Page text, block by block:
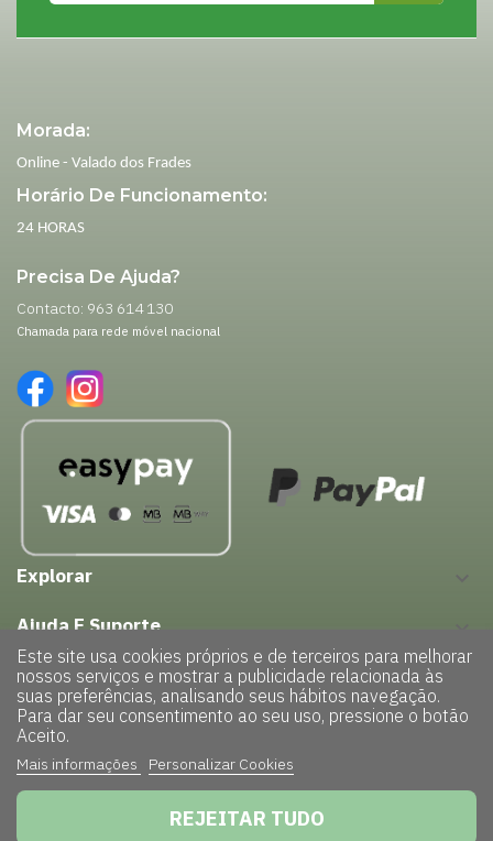
Morada:
Online - Valado dos Frades
Horário De Funcionamento:
24 HORAS
Precisa De Ajuda?
Contacto: 963 614 130
Chamada para rede móvel nacional
Explorar keyboard_arrow_down
Ajuda E Suporte
Este site usa cookies próprios e de terceiros para melhorar
nossos serviços e mostrar a publicidade relacionada às
suas preferências, analisando seus hábitos navegação.
Para dar seu consentimento ao seu uso, pressione o botão
Aceito.
Mais informações Personalizar Cookies
REJEITAR TUDO
Powered byTRIGÉNIUS |Politica de Privacidade